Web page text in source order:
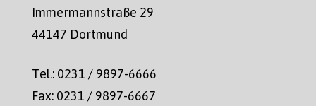
Immermannstraße 29
44147 Dortmund
Tel.: 0231 / 9897-6666
Fax: 0231 / 9897-6667